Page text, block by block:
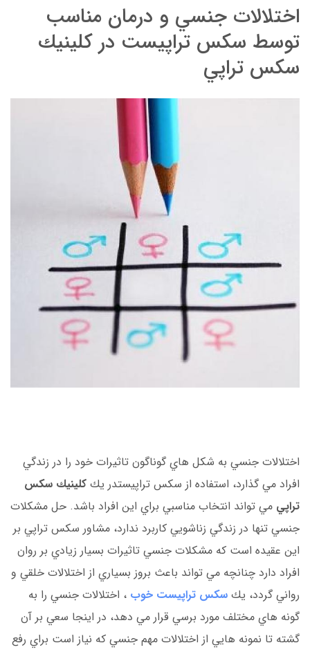
اختلالات جنسي و درمان مناسب
توسط سكس تراپيست در كلينيك
سكس تراپي
اختلالات جنسي به شكل هاي گوناگون تاثيرات خود را در زندگي
افراد مي گذارد، استفاده از سكس تراپيستدر يك كلينيك سكس
تراپي مي تواند انتخاب مناسبي براي اين افراد باشد. حل مشكلات
جنسي تنها در زندگي زناشويي كاربرد ندارد، مشاور سكس تراپي بر
اين عقيده است كه مشكلات جنسي تاثيرات بسيار زيادي بر روان
افراد دارد چنانچه مي تواند باعث بروز بسياري از اختلالات خلقي و
رواني گردد، يك سكس تراپيست خوب ، اختلالات جنسي را به
گونه هاي مختلف مورد برسي قرار مي دهد، در اينجا سعي بر آن
گشته تا نمونه هايي از اختلالات مهم جنسي كه نياز است براي رفع